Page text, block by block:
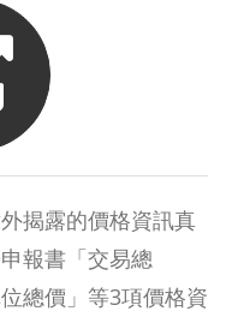
揭露的價格資訊真
報書「交易總
總價」等3項價格資